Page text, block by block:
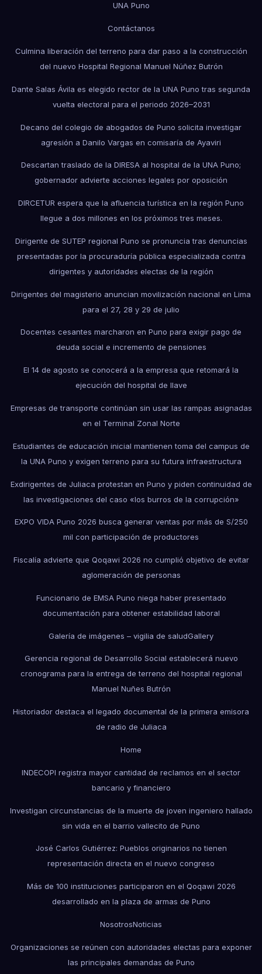
UNA Puno
Contáctanos
Culmina liberación del terreno para dar paso a la construcción
del nuevo Hospital Regional Manuel Núñez Butrón
Dante Salas Ávila es elegido rector de la UNA Puno tras segunda
vuelta electoral para el periodo 2026–2031
Decano del colegio de abogados de Puno solicita investigar
agresión a Danilo Vargas en comisaría de Ayaviri
Descartan traslado de la DIRESA al hospital de la UNA Puno;
gobernador advierte acciones legales por oposición
DIRCETUR espera que la afluencia turística en la región Puno
llegue a dos millones en los próximos tres meses.
Dirigente de SUTEP regional Puno se pronuncia tras denuncias
presentadas por la procuraduría pública especializada contra
dirigentes y autoridades electas de la región
Dirigentes del magisterio anuncian movilización nacional en Lima
para el 27, 28 y 29 de julio
Docentes cesantes marcharon en Puno para exigir pago de
deuda social e incremento de pensiones
El 14 de agosto se conocerá a la empresa que retomará la
ejecución del hospital de Ilave
Empresas de transporte continúan sin usar las rampas asignadas
en el Terminal Zonal Norte
Estudiantes de educación inicial mantienen toma del campus de
la UNA Puno y exigen terreno para su futura infraestructura
Exdirigentes de Juliaca protestan en Puno y piden continuidad de
las investigaciones del caso «los burros de la corrupción»
EXPO VIDA Puno 2026 busca generar ventas por más de S/250
mil con participación de productores
Fiscalía advierte que Qoqawi 2026 no cumplió objetivo de evitar
aglomeración de personas
Funcionario de EMSA Puno niega haber presentado
documentación para obtener estabilidad laboral
Galería de imágenes – vigilia de saludGallery
Gerencia regional de Desarrollo Social establecerá nuevo
cronograma para la entrega de terreno del hospital regional
Manuel Nuñes Butrón
Historiador destaca el legado documental de la primera emisora
de radio de Juliaca
Home
INDECOPI registra mayor cantidad de reclamos en el sector
bancario y financiero
Investigan circunstancias de la muerte de joven ingeniero hallado
sin vida en el barrio vallecito de Puno
José Carlos Gutiérrez: Pueblos originarios no tienen
representación directa en el nuevo congreso
Más de 100 instituciones participaron en el Qoqawi 2026
desarrollado en la plaza de armas de Puno
NosotrosNoticias
Organizaciones se reúnen con autoridades electas para exponer
las principales demandas de Puno